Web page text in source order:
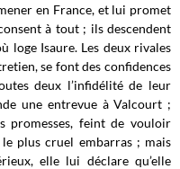
en France, et lui promet
à tout ; ils descendent
loge Isaure. Les deux rivales
se font des confidences
deux l’infidélité de leur
une entrevue à Valcourt ;
promesses, feint de vouloir
le plus cruel embarras ; mais
elle lui déclare qu’elle